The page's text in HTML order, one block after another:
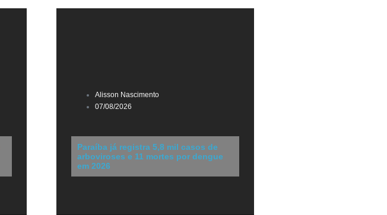
Alisson Nascimento
07/08/2026
Paraíba já registra 5,8 mil casos de
arboviroses e 11 mortes por dengue
em 2026